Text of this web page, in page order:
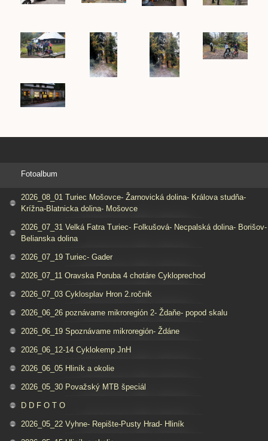
Fotoalbum
2026_08_01 Turiec Mošovce- Žarnovická dolina- Králova studňa-
Krížna-Blatnicka dolina- Mošovce
2026_07_31 Velká Fatra Turiec- Folkušová- Necpalská dolina- Borišov-
Belianska dolina
2026_07_19 Turiec- Gader
2026_07_11 Oravska Poruba 4 chotáre Cykloprechod
2026_07_03 Cyklosplav Hron 2.ročnik
2026_06_26 poznávame mikroregión 2- Ždaňe- popod skalu
2026_06_19 Spoznávame mikroregión- Ždáne
2026_06_12-14 Cyklokemp JnH
2026_06_05 Hliník a okolie
2026_05_30 Považský MTB špeciál
D D F O T O
2026_05_22 Vyhne- Repište-Pusty Hrad- Hliník